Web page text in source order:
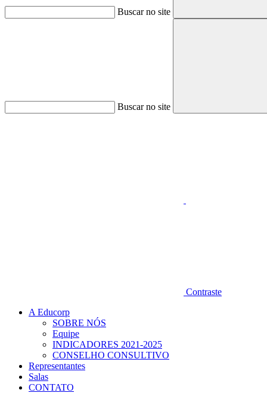
Buscar no site
Buscar no site
Contraste
A Educorp
SOBRE NÓS
Equipe
INDICADORES 2021-2025
CONSELHO CONSULTIVO
Representantes
Salas
CONTATO